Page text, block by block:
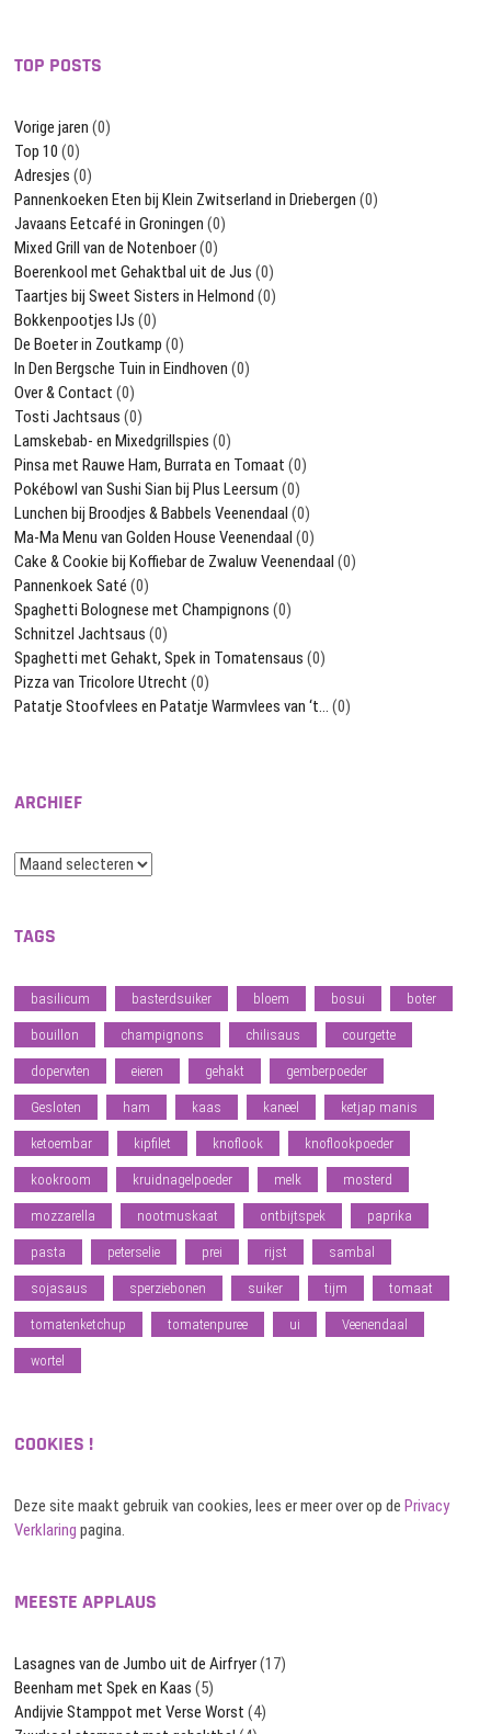
TOP POSTS
Vorige jaren (0)
Top 10 (0)
Adresjes (0)
Pannenkoeken Eten bij Klein Zwitserland in Driebergen (0)
Javaans Eetcafé in Groningen (0)
Mixed Grill van de Notenboer(0)
Boerenkool met Gehaktbal uit de Jus (0)
Taartjes bij Sweet Sisters in Helmond (0)
Bokkenpootjes IJs (0)
De Boeter in Zoutkamp (0)
In Den Bergsche Tuin in Eindhoven (0)
Over & Contact (0)
Tosti Jachtsaus (0)
Lamskebab- en Mixedgrillspies (0)
Pinsa met Rauwe Ham, Burrata en Tomaat (0)
Pokébowl van Sushi Sian bij Plus Leersum (0)
Lunchen bij Broodjes & Babbels Veenendaal (0)
Ma-Ma Menu van Golden House Veenendaal (0)
Cake & Cookie bij Koffiebar de Zwaluw Veenendaal (0)
Pannenkoek Saté (0)
Spaghetti Bolognese met Champignons (0)
Schnitzel Jachtsaus (0)
Spaghetti met Gehakt, Spek in Tomatensaus (0)
Pizza van Tricolore Utrecht (0)
Patatje Stoofvlees en Patatje Warmvlees van ‘t… (0)
ARCHIEF
Archief
TAGS
basilicum basterdsuiker bloem bosui boter
bouillon champignons chilisaus courgette
doperwten eieren gehakt gemberpoeder
Gesloten ham kaas kaneel ketjap manis
ketoembar kipfilet knoflook knoflookpoeder
kookroom kruidnagelpoeder melk mosterd
mozzarella nootmuskaat ontbijtspek paprika
pasta peterselie prei rijst sambal
sojasaus sperziebonen suiker tijm tomaat
tomatenketchup tomatenpuree ui Veenendaal
wortel
COOKIES !
Deze site maakt gebruik van cookies, lees er meer over op dePrivacy
Verklaring pagina.
MEESTE APPLAUS
Lasagnes van de Jumbo uit de Airfryer(17)
Beenham met Spek en Kaas (5)
Andijvie Stamppot met Verse Worst (4)